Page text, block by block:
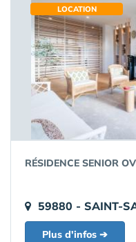
LOCATION
RÉSIDENCE SENIOR
59880 - SAINT-
Plus d'infos ➔